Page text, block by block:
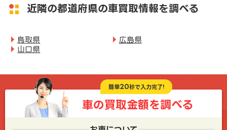
近隣の都道府県の車買取情報を調べる
鳥取県
広島県
山口県
簡単20秒で入力完了!
車の買取金額を調べる